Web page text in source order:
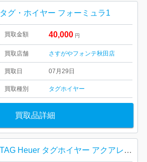
タグ・ホイヤー フォーミュラ1
買取金額 40,000 円
買取店舗 さすがやフォンテ秋田店
買取日 07月29日
買取種別 タグホイヤー
買取品詳細
TAG Heuer タグホイヤー アクアレーサー グランドデイト 時計